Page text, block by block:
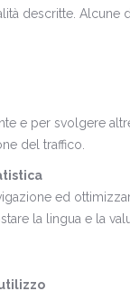
descritte. Alcune
e per svolgere
del traffico.
ed
la lingua e la